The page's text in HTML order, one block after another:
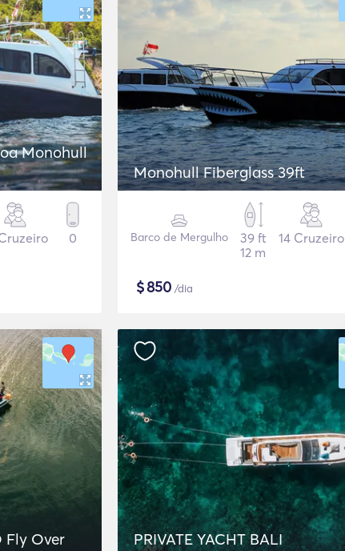
Monohull
0
Monohull Fiberglass 39ft
Barco de Mergulho
39 ft
12 m
14 Cruzeiro
$850 /dia
Fly Over PRIVATE YACHT BALI